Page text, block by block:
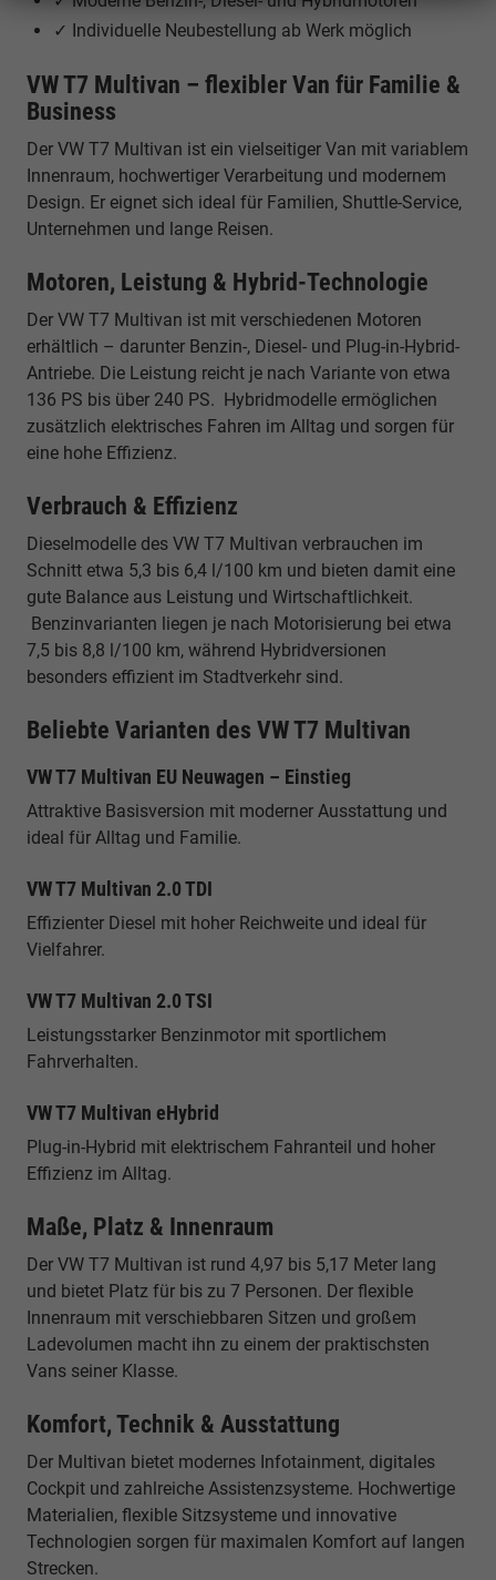
✓ Individuelle Neubestellung ab Werk möglich
VW T7 Multivan – flexibler Van für Familie &
Business
Der VW T7 Multivan ist ein vielseitiger Van mit variablem
Innenraum, hochwertiger Verarbeitung und modernem
Design. Er eignet sich ideal für Familien, Shuttle-Service,
Unternehmen und lange Reisen.
Motoren, Leistung & Hybrid-Technologie
Der VW T7 Multivan ist mit verschiedenen Motoren
erhältlich – darunter Benzin-, Diesel- und Plug-in-Hybrid-
Antriebe. Die Leistung reicht je nach Variante von etwa
136 PS bis über 240 PS. Hybridmodelle ermöglichen
zusätzlich elektrisches Fahren im Alltag und sorgen für
eine hohe Effizienz.
Verbrauch & Effizienz
Dieselmodelle des VW T7 Multivan verbrauchen im
Schnitt etwa 5,3 bis 6,4 l/100 km und bieten damit eine
gute Balance aus Leistung und Wirtschaftlichkeit.
Benzinvarianten liegen je nach Motorisierung bei etwa
7,5 bis 8,8 l/100 km, während Hybridversionen
besonders effizient im Stadtverkehr sind.
Beliebte Varianten des VW T7 Multivan
VW T7 Multivan EU Neuwagen – Einstieg
Attraktive Basisversion mit moderner Ausstattung und
ideal für Alltag und Familie.
VW T7 Multivan 2.0 TDI
Effizienter Diesel mit hoher Reichweite und ideal für
Vielfahrer.
VW T7 Multivan 2.0 TSI
Leistungsstarker Benzinmotor mit sportlichem
Fahrverhalten.
VW T7 Multivan eHybrid
Plug-in-Hybrid mit elektrischem Fahranteil und hoher
Effizienz im Alltag.
Maße, Platz & Innenraum
Der VW T7 Multivan ist rund 4,97 bis 5,17 Meter lang
und bietet Platz für bis zu 7 Personen. Der flexible
Innenraum mit verschiebbaren Sitzen und großem
Ladevolumen macht ihn zu einem der praktischsten
Vans seiner Klasse.
Komfort, Technik & Ausstattung
Der Multivan bietet modernes Infotainment, digitales
Cockpit und zahlreiche Assistenzsysteme. Hochwertige
Materialien, flexible Sitzsysteme und innovative
Technologien sorgen für maximalen Komfort auf langen
Strecken.